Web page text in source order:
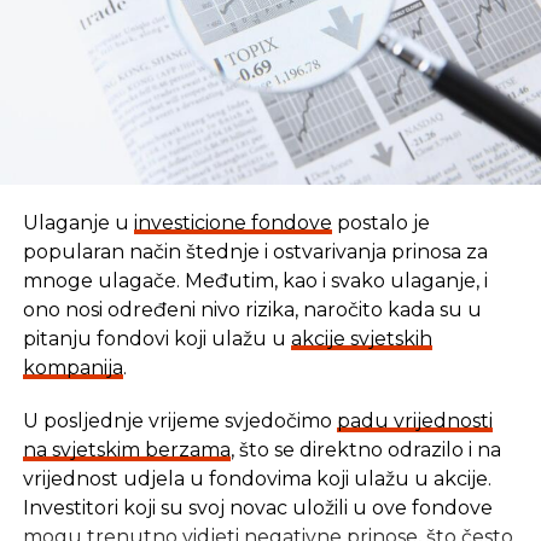
U vremenu kada tradicionalni oblici štednje nude
sve skromnije prinose, ovaj Fond se nameće kao
moderna alternativa svima koji žele da njihov novac
radi za njih, i da pritom podrže razvoj domaće
Ulaganje u investicione fondove postalo je
popularan način štednje i ostvarivanja prinosa za
mnoge ulagače. Međutim, kao i svako ulaganje, i
ono nosi određeni nivo rizika, naročito kada su u
pitanju fondovi koji ulažu u akcije svjetskih
kompanija.
U posljednje vrijeme svjedočimo padu vrijednosti
na svjetskim berzama, što se direktno odrazilo i na
vrijednost udjela u fondovima koji ulažu u akcije.
Investitori koji su svoj novac uložili u ove fondove